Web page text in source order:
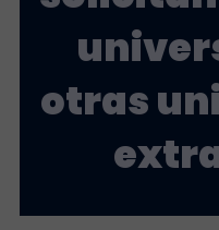
otras